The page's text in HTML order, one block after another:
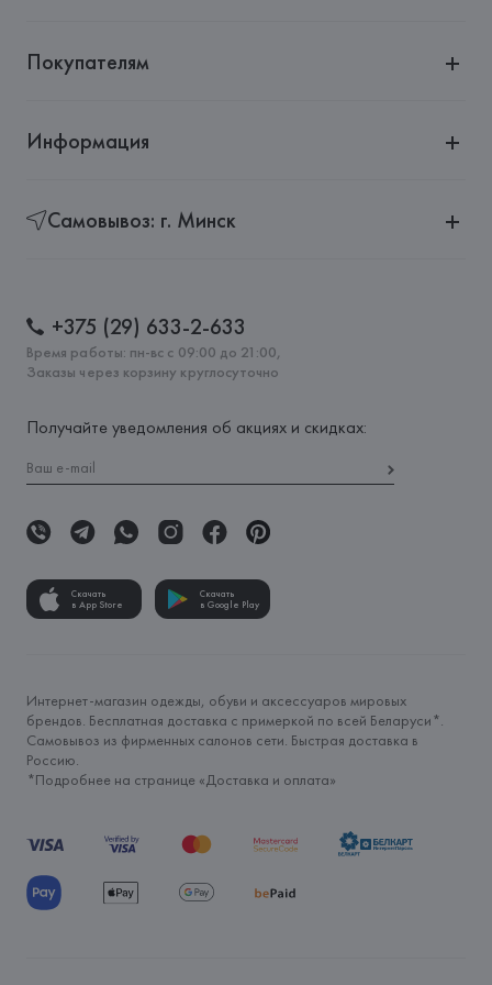
Покупателям
Информация
Самовывоз: г. Минск
+375 (29) 633-2-633
Время работы: пн-вс с 09:00 до 21:00,
Заказы через корзину круглосуточно
Получайте уведомления об акциях и скидках:
Скачать
в App Store
Скачать
в Google Play
Интернет-магазин одежды, обуви и аксессуаров мировых
брендов. Бесплатная доставка с примеркой по всей Беларуси*.
Самовывоз из фирменных салонов сети. Быстрая доставка в
Россию.
*Подробнее на странице «Доставка и оплата»